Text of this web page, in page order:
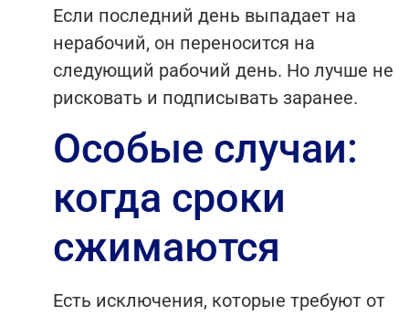
Если последний день выпадает на
нерабочий, он переносится на
следующий рабочий день. Но лучше не
рисковать и подписывать заранее.
Особые случаи:
когда сроки
сжимаются
Есть исключения, которые требуют от